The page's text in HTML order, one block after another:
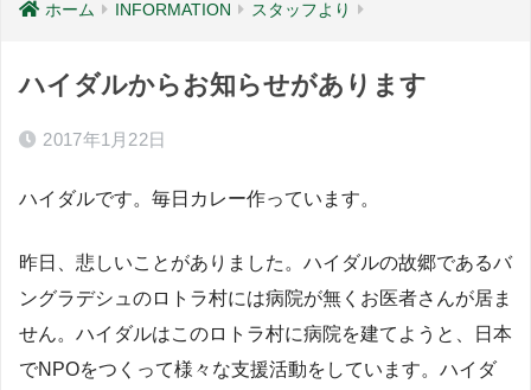
ホーム INFORMATION スタッフより
ハイダルからお知らせがあります
2017年1月22日
ハイダルです。毎日カレー作っています。
昨日、悲しいことがありました。ハイダルの故郷であるバ
ングラデシュのロトラ村には病院が無くお医者さんが居ま
せん。ハイダルはこのロトラ村に病院を建てようと、日本
でNPOをつくって様々な支援活動をしています。ハイダ